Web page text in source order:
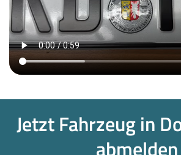
Jetzt Fahrzeug in
abmelden